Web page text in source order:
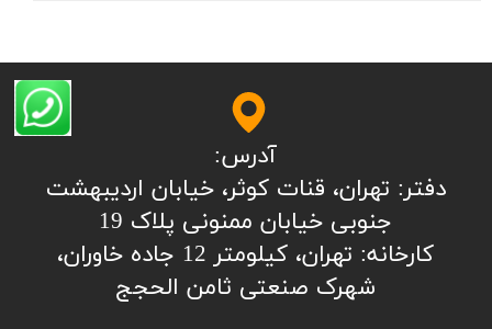
آدرس:
​​​​​​​​دفتر: تهران، قنات کوثر، خیابان اردیبهشت
جنوبی خیابان ممنونی پلاک 19
کارخانه: تهران، کیلومتر 12 جاده خاوران،
شهرک صنعتی ثامن الحجج